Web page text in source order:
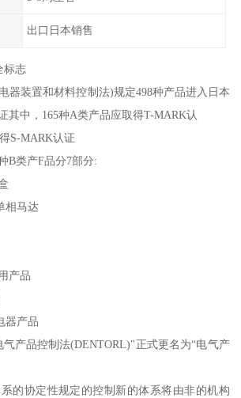
出口日本销售
标志
器装置和材料控制法)规定498种产品进入日本
其中，165种A类产品应取得T-MARK认
S-MARK认证
B类产F品分7部分:
相马达
产品
器产品
气产品控制法(DENTORL)"正式更名为“电气产
的协定性规定的控制新的体系将由非的机构